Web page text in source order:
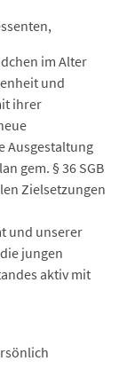
im Alter
und
ihrer
Ausgestaltung
gem. § 36 SGB
Zielsetzungen
und unserer
jungen
aktiv mit